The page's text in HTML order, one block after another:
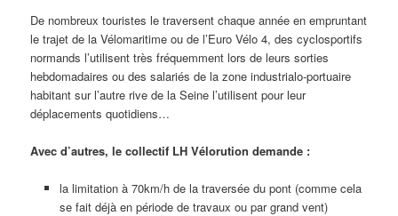
De nombreux touristes le traversent chaque année en empruntant
le trajet de la Vélomaritime ou de l’Euro Vélo 4, des cyclosportifs
normands l’utilisent très fréquemment lors de leurs sorties
hebdomadaires ou des salariés de la zone industrialo-portuaire
habitant sur l’autre rive de la Seine l’utilisent pour leur
déplacements quotidiens…
Avec d’autres, le collectif LH Vélorution demande :
la limitation à 70km/h de la traversée du pont (comme cela
se fait déjà en période de travaux ou par grand vent)